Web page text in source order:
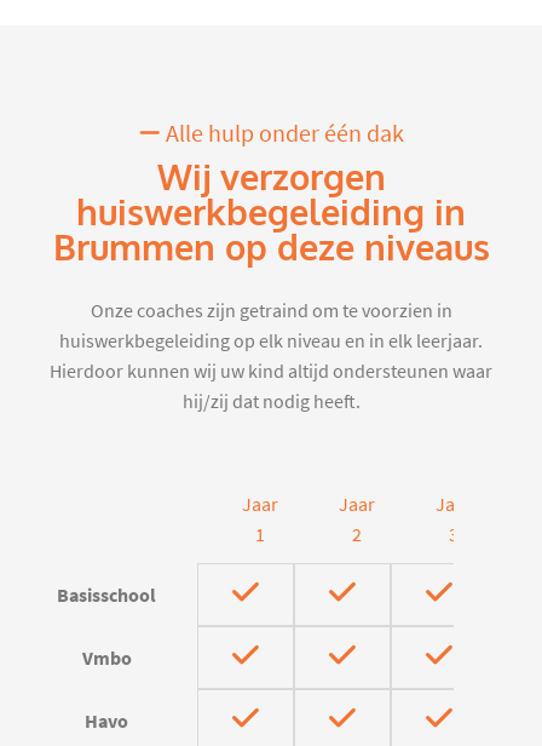
Alle hulp onder één dak
Wij verzorgen
huiswerkbegeleiding in
Brummen op deze niveaus
Onze coaches zijn getraind om te voorzien in
huiswerkbegeleiding op elk niveau en in elk leerjaar.
Hierdoor kunnen wij uw kind altijd ondersteunen waar
hij/zij dat nodig heeft.
Jaar
1
Jaar
2
Jaar
3
Basisschool
Vmbo
Havo